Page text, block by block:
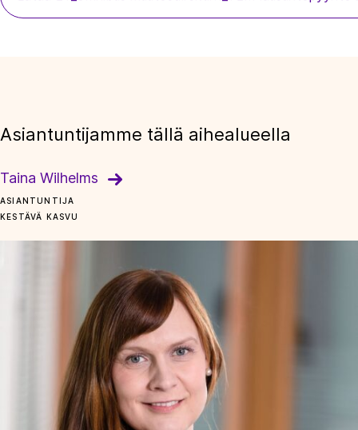
Asiantuntijamme tällä aihealueella
Taina Wilhelms
ASIANTUNTIJA
KESTÄVÄ KASVU